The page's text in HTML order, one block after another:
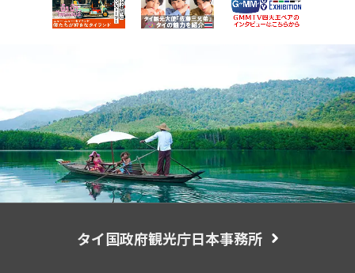
タイ国政府観光庁日本事務所